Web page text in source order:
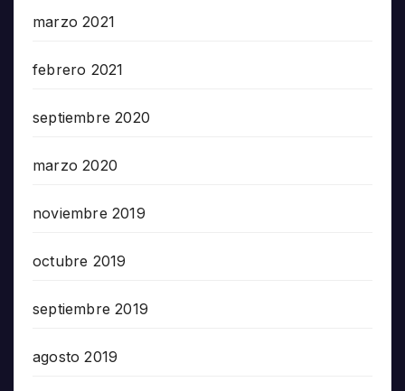
marzo 2021
febrero 2021
septiembre 2020
marzo 2020
noviembre 2019
octubre 2019
septiembre 2019
agosto 2019